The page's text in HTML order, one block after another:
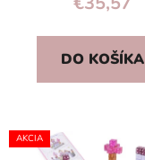
DO KOŠÍKA
AKCIA